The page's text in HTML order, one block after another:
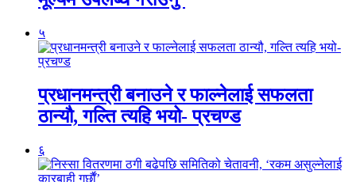
५
प्रधानमन्त्री बनाउने र फाल्नेलाई सफलता
ठान्यौ, गल्ति त्यहि भयो- प्रचण्ड
६